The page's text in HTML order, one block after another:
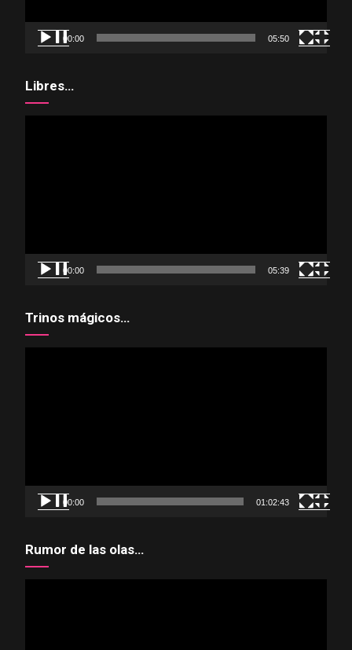
00:00 05:50
Libres…
00:00 05:39
Trinos mágicos…
00:00 01:02:43
Rumor de las olas…